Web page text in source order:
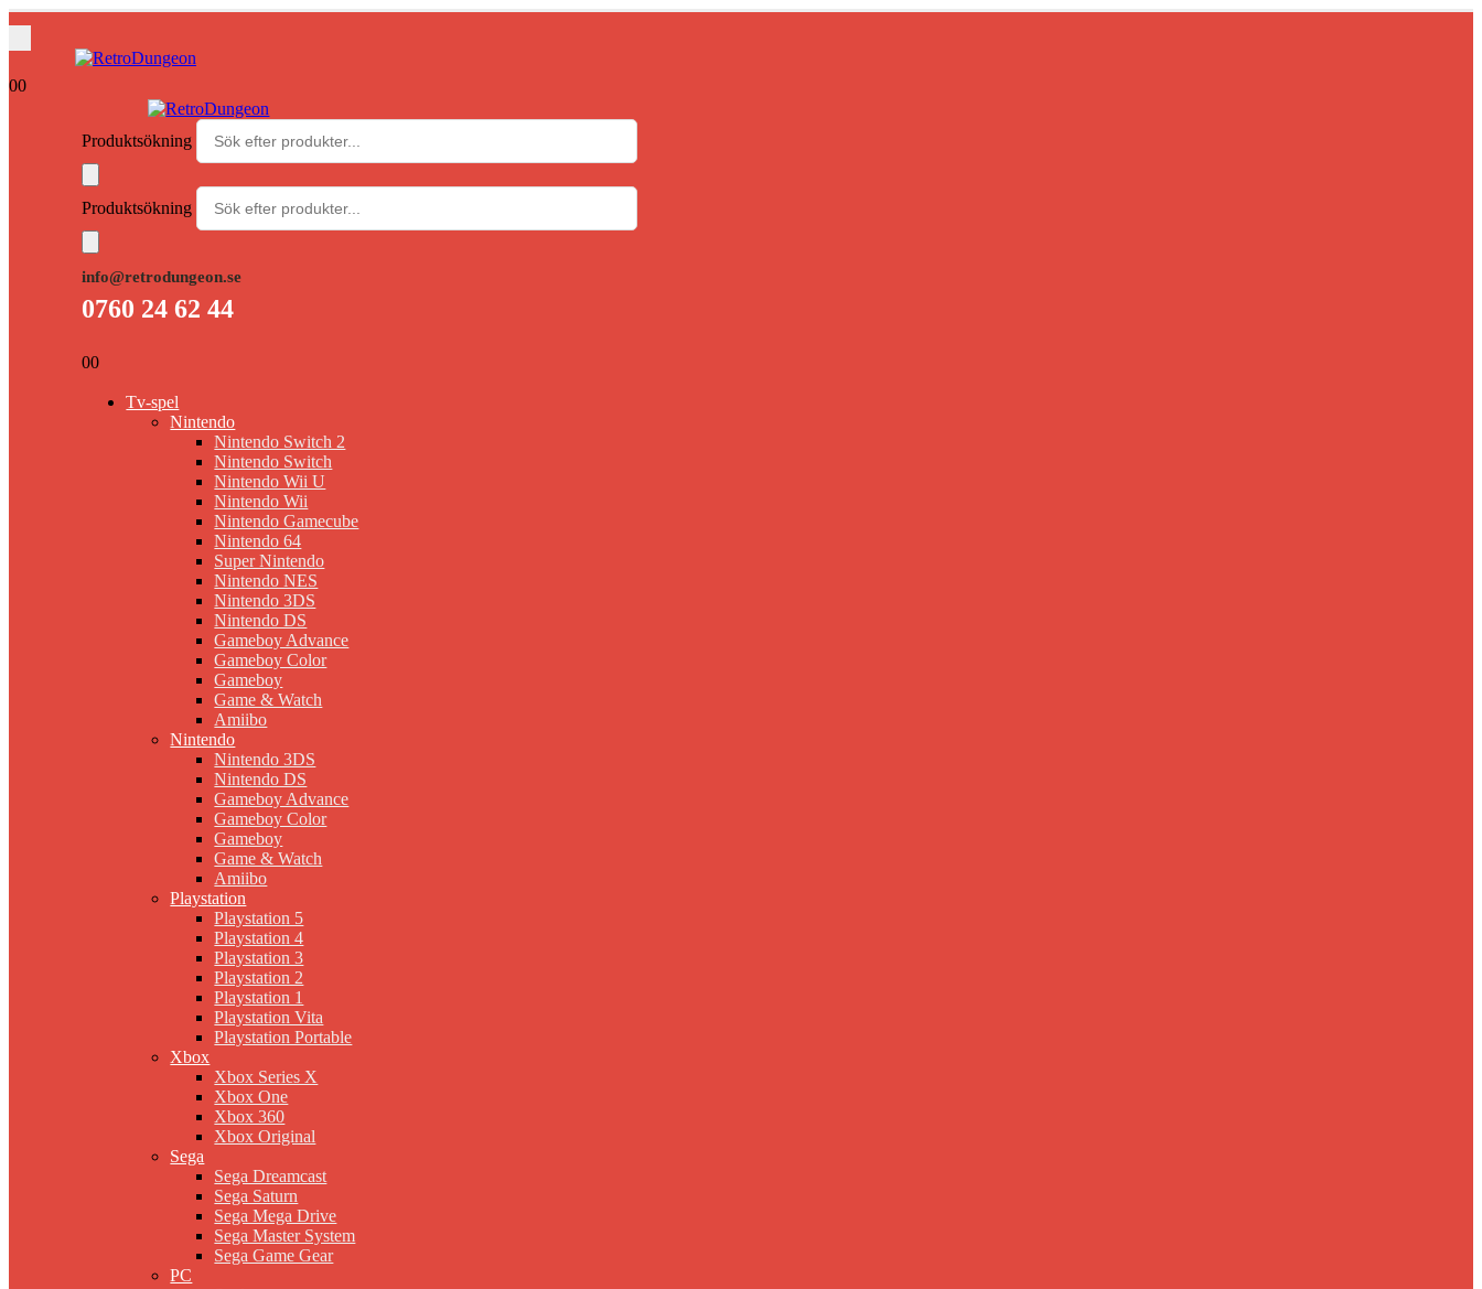
00
Produktsökning
Produktsökning
info@retrodungeon.se
0760 24 62 44
00
Tv-spel
Nintendo
Nintendo Switch 2
Nintendo Switch
Nintendo Wii U
Nintendo Wii
Nintendo Gamecube
Nintendo 64
Super Nintendo
Nintendo NES
Nintendo 3DS
Nintendo DS
Gameboy Advance
Gameboy Color
Gameboy
Game & Watch
Amiibo
Nintendo
Nintendo 3DS
Nintendo DS
Gameboy Advance
Gameboy Color
Gameboy
Game & Watch
Amiibo
Playstation
Playstation 5
Playstation 4
Playstation 3
Playstation 2
Playstation 1
Playstation Vita
Playstation Portable
Xbox
Xbox Series X
Xbox One
Xbox 360
Xbox Original
Sega
Sega Dreamcast
Sega Saturn
Sega Mega Drive
Sega Master System
Sega Game Gear
PC